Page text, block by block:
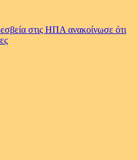
στις ΗΠΑ ανακοίνωσε ότι